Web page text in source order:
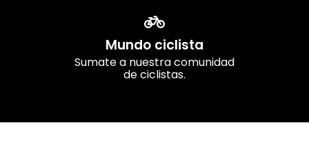
Mundo ciclista
Sumate a nuestra comunidad
de ciclistas.